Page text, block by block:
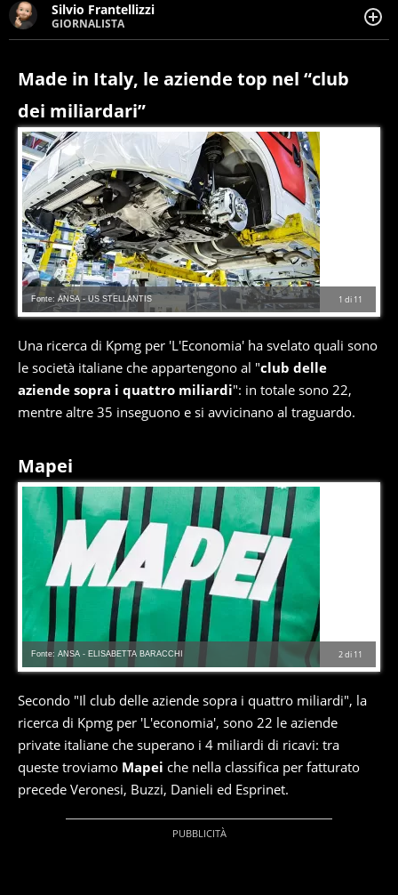
Silvio Frantellizzi
GIORNALISTA
Giornalista pubblicista. Da oltre dieci anni si occupa di
cronaca, motori, spettacolo e videogame.
Made in Italy, le aziende top nel “club
dei miliardari”
1 di 11
Fonte: ANSA - US STELLANTIS
Una ricerca di Kpmg per 'L'Economia' ha svelato quali sono
le società italiane che appartengono al "club delle
aziende sopra i quattro miliardi": in totale sono 22,
mentre altre 35 inseguono e si avvicinano al traguardo.
Mapei
2di 11
Fonte: ANSA - ELISABETTA BARACCHI
Secondo "Il club delle aziende sopra i quattro miliardi", la
ricerca di Kpmg per 'L'economia', sono 22 le aziende
private italiane che superano i 4 miliardi di ricavi: tra
queste troviamo Mapei che nella classifica per fatturato
precede Veronesi, Buzzi, Danieli ed Esprinet.